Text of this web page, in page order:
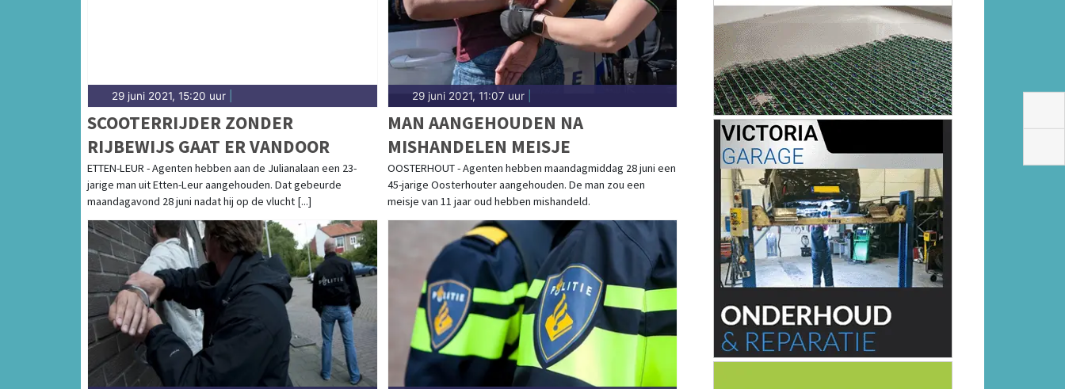
29 juni 2021, 15:20 uur
SCOOTERRIJDER ZONDER
RIJBEWIJS GAAT ER VANDOOR
ETTEN-LEUR - Agenten hebben aan de Julianalaan een 23-
jarige man uit Etten-Leur aangehouden. Dat gebeurde
maandagavond 28 juni nadat hij op de vlucht [...]
29 juni 2021, 11:07 uur|
MAN AANGEHOUDEN NA
MISHANDELEN MEISJE
OOSTERHOUT - Agenten hebben maandagmiddag 28 juni een
45-jarige Oosterhouter aangehouden. De man zou een
meisje van 11 jaar oud hebben mishandeld.